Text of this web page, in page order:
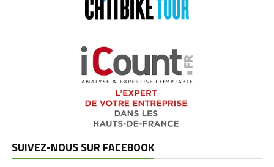
SUIVEZ-NOUS SUR FACEBOOK